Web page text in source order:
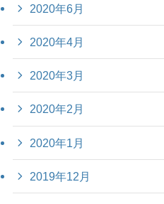
2020年6月
2020年4月
2020年3月
2020年2月
2020年1月
2019年12月